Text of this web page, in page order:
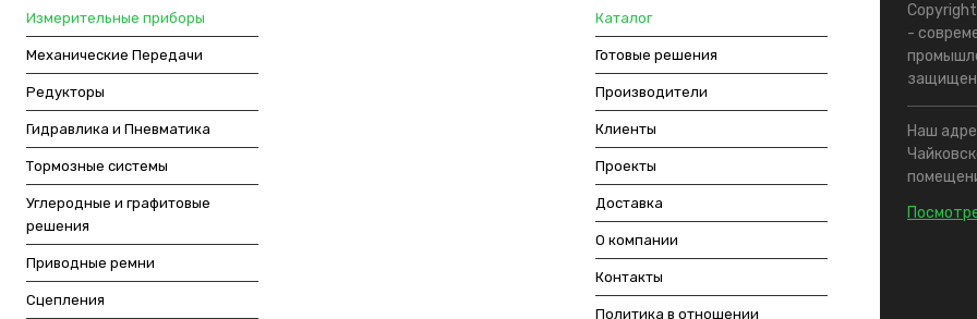
Измерительные приборы
Механические Передачи
Редукторы
Гидравлика и Пневматика
Тормозные системы
Углеродные и графитовые
решения
Приводные ремни
Сцепления
Каталог
Готовые решения
Производители
Клиенты
Проекты
Доставка
О компании
Контакты
Политика в отношении
-
Наш